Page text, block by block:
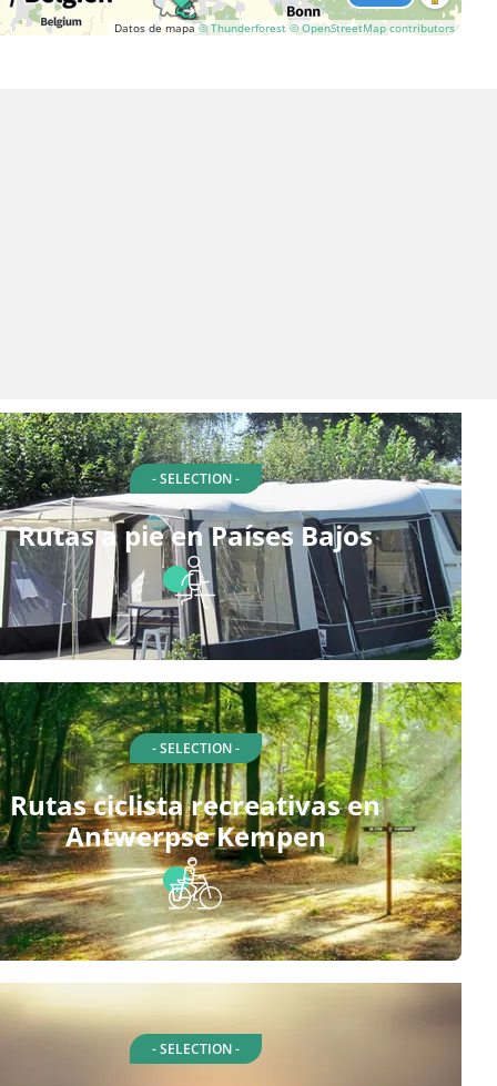
Datos de mapa© Thunderforest © OpenStreetMap contributors
- SELECTION -
Rutas a pie en Países Bajos
- SELECTION -
Rutas ciclista recreativas en
Antwerpse Kempen
- SELECTION -